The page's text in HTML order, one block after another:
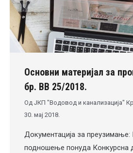
Основни материјал за
бр. ВВ 25/2018.
Од ЈКП "Водовод и канализација"
30. мај 2018.
Документација за преузимање:
подношење понуда Конкурсна